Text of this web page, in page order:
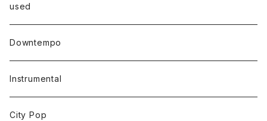
used
Downtempo
Instrumental
City Pop